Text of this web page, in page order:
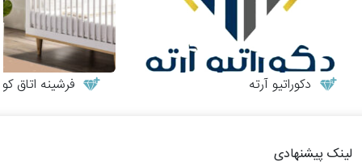
دکوراتیو آرته فرشینه اتاق
لینک پیشنهادی